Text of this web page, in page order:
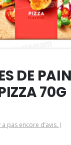
DE PAIN
70G
a pas encore d’avis. )